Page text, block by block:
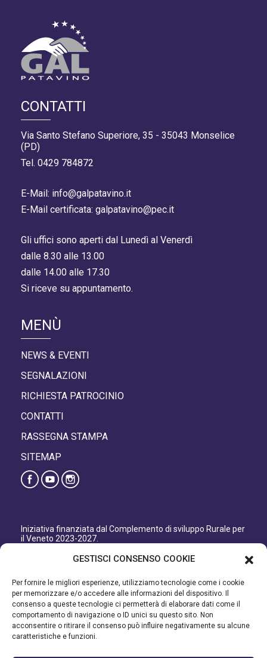
GESTISCI CONSENSO COOKIE
Per fornire le migliori esperienze, utilizziamo tecnologie come i cookie
per memorizzare e/o accedere alle informazioni del dispositivo. Il
consenso a queste tecnologie ci permetterà di elaborare dati come il
comportamento di navigazione o ID unici su questo sito. Non
acconsentire o ritirare il consenso può influire negativamente su alcune
caratteristiche e funzioni.
CONTATTI
Via Santo Stefano Superiore, 35 - 35043 Monselice
(PD)
Tel. 0429 784872
E-Mail: info@galpatavino.it
E-Mail certificata: galpatavino@pec.it
Gli uffici sono aperti dal Lunedì al Venerdì
dalle 8.30 alle 13.00
dalle 14.00 alle 17.30
Si riceve su appuntamento.
MENÙ
NEWS & EVENTI
SEGNALAZIONI
RICHIESTA PATROCINIO
CONTATTI
RASSEGNA STAMPA
SITEMAP
Iniziativa finanziata dal Complemento di sviluppo Rurale per
il Veneto 2023-2027.
Organismo responsabile dell’informazione: GAL Patavino
Autorità di Gestione regionale: Regione del Veneto –
Direzione AdG FEASR Bonifica e Irrigazione.
Iniziativa finanziata dal Programma di Sviluppo Rurale per il
Veneto 2014-2022.
Organismo responsabile dell’informazione: GAL Patavino.